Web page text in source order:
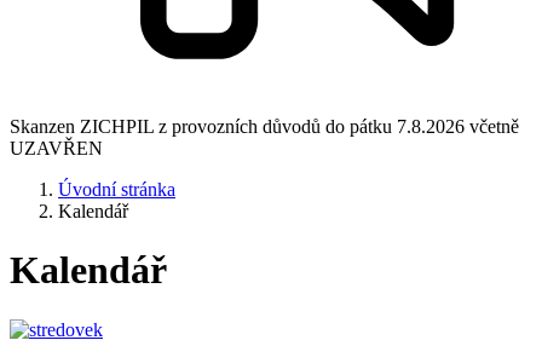
Skanzen ZICHPIL z provozních důvodů do pátku 7.8.2026 včetně
UZAVŘEN
Úvodní stránka
Kalendář
Kalendář